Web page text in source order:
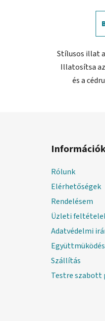
Stílusos illat
Illatosítsa
és a
Rólunk
Elérhetőségek
Rendelésem
Üzleti
Adatvédelmi
Együttmüködés
Szállítás
Testre szabott